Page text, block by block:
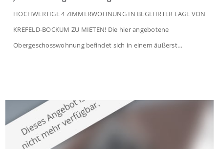
HOCHWERTIGE 4 ZIMMERWOHNUNG IN BEGEHRTER LAGE VON
KREFELD-BOCKUM ZU MIETEN! Die hier angebotene
Obergeschosswohnung befindet sich in einem äußerst
großzügige Räume und eine hochwertige Ausstattung, die
modernen Wohnkomfort mit einem stilvollen Ambiente
verbindet. Der […]